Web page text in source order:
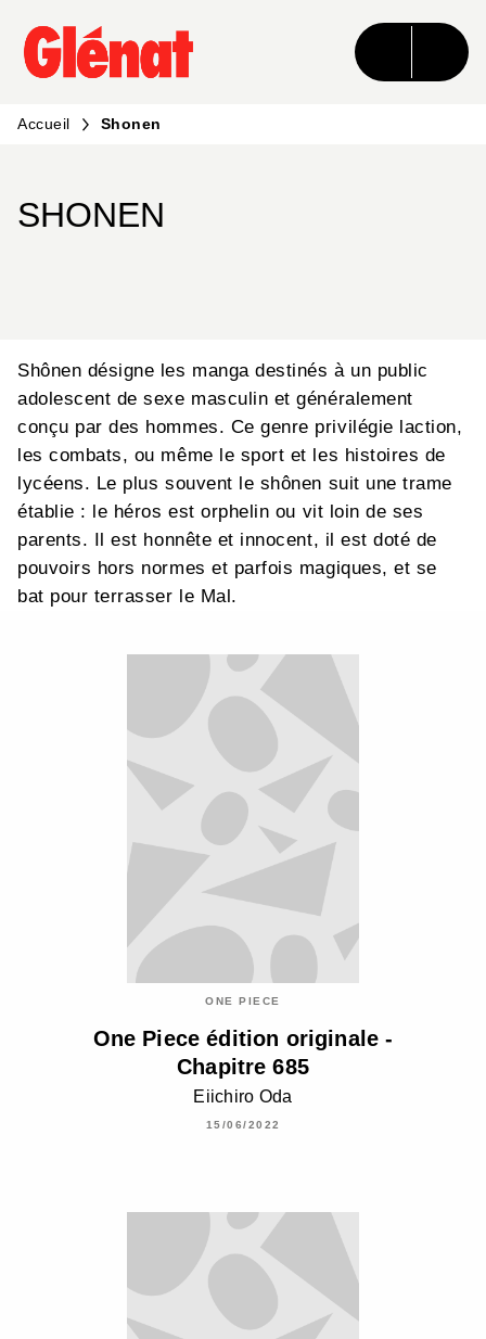
MENU RECHERCHE CONTENU
PIED DE PAGE
Accueil Shonen
SHONEN
Shônen désigne les manga destinés à un public
adolescent de sexe masculin et généralement
conçu par des hommes. Ce genre privilégie laction,
les combats, ou même le sport et les histoires de
lycéens. Le plus souvent le shônen suit une trame
établie : le héros est orphelin ou vit loin de ses
parents. Il est honnête et innocent, il est doté de
pouvoirs hors normes et parfois magiques, et se
bat pour terrasser le Mal.
ONE PIECE
One Piece édition originale -
Chapitre 685
Eiichiro Oda
15/06/2022